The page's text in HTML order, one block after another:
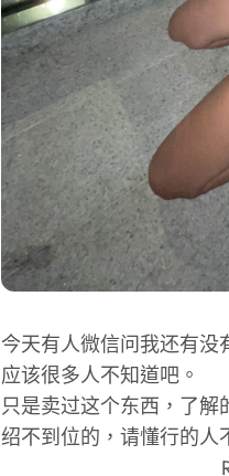
今天有人微信问我还有没
应该很多人不知道吧。
只是卖过这个东西，了
绍不到位的，请懂行的人